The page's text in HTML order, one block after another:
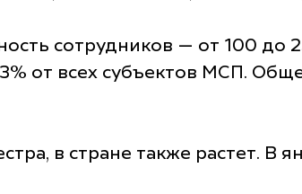
сотрудников — от 100 до
от всех субъектов МСП.
в стране также растет. В